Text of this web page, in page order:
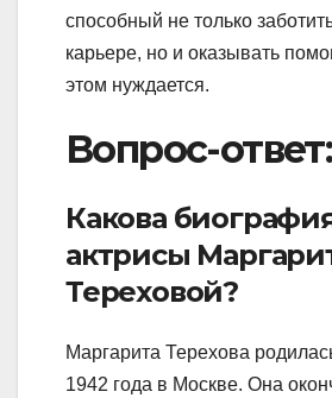
способный не только
карьере, но и оказывать
этом нуждается.
Вопрос-ответ:
Какова
актрисы
Тереховой?
Маргарита Терехова
1942 года в Москве. Она